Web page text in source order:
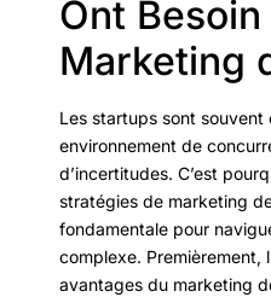
Ont
Marketing
Les startups sont souvent
environnement de
d’incertitudes. C’est
stratégies de marketing
fondamentale pour
complexe. Premièrement,
avantages du marketing